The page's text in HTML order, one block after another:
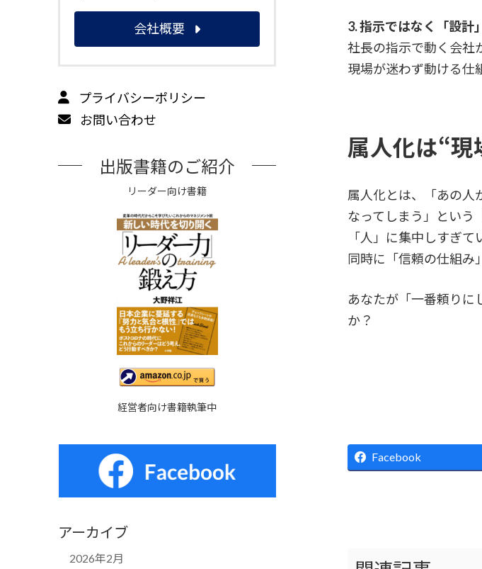
3.指示ではなく「設計
社長の指示で動く会社
現場が迷わず動ける仕
属人化は“
属人化とは、「あの人
なってしまう」という
「人」に集中しすぎ
同時に「信頼の仕組み
あなたが「一番頼りに
か？
Facebook
会社概要
プライバシーポリシー
お問い合わせ
出版書籍のご紹介
リーダー向け書籍
経営者向け書籍執筆中
アーカイブ
2026年2月